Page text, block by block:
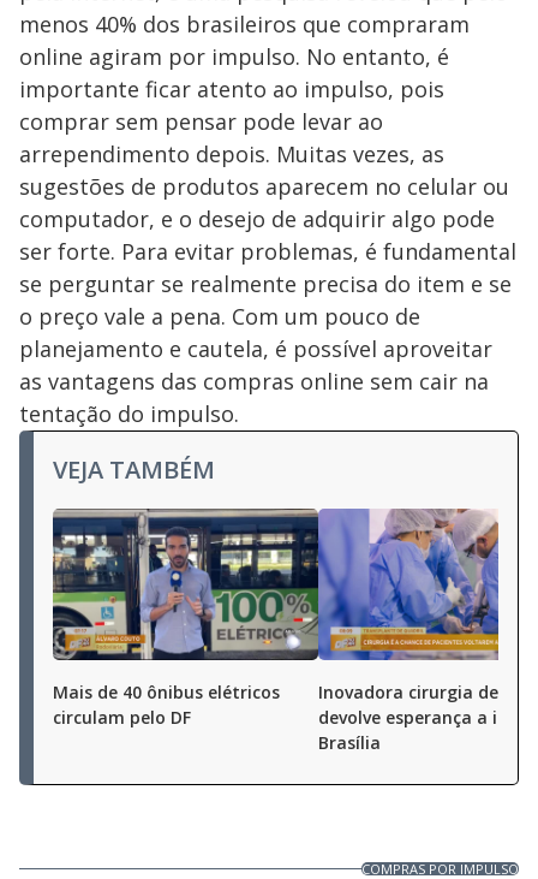
menos 40% dos brasileiros que compraram
online agiram por impulso. No entanto, é
importante ficar atento ao impulso, pois
comprar sem pensar pode levar ao
arrependimento depois. Muitas vezes, as
sugestões de produtos aparecem no celular ou
computador, e o desejo de adquirir algo pode
ser forte. Para evitar problemas, é fundamental
se perguntar se realmente precisa do item e se
o preço vale a pena. Com um pouco de
planejamento e cautela, é possível aproveitar
as vantagens das compras online sem cair na
tentação do impulso.
VEJA TAMBÉM
Mais de 40 ônibus elétricos
circulam pelo DF
Inovadora cirurgia de
devolve esperança a
Brasília
COMPRAS POR IMPULSO